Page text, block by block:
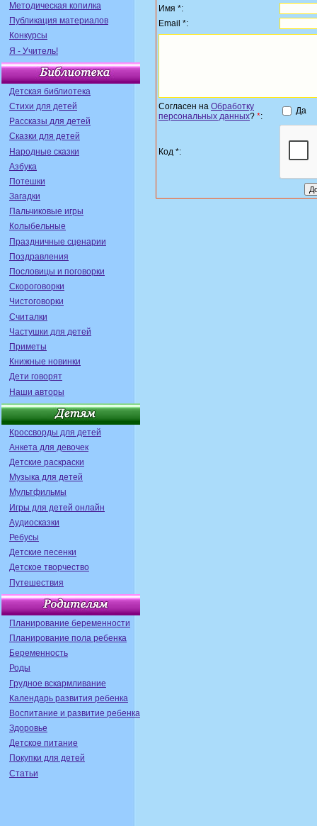
Методическая копилка
Публикация материалов
Конкурсы
Я - Учитель!
Детская библиотека
Стихи для детей
Рассказы для детей
Сказки для детей
Народные сказки
Азбука
Потешки
Загадки
Пальчиковые игры
Колыбельные
Праздничные сценарии
Поздравления
Пословицы и поговорки
Скороговорки
Чистоговорки
Считалки
Частушки для детей
Приметы
Книжные новинки
Дети говорят
Наши авторы
Кроссворды для детей
Анкета для девочек
Детские раскраски
Музыка для детей
Мультфильмы
Игры для детей онлайн
Аудиосказки
Ребусы
Детские песенки
Детское творчество
Путешествия
Планирование беременности
Планирование пола ребенка
Беременность
Роды
Грудное вскармливание
Календарь развития ребенка
Воспитание и развитие ребенка
Здоровье
Детское питание
Покупки для детей
Статьи
Имя *:
Email *:
Согласен на Обработку
персональных данных? *:
Да
Код *: